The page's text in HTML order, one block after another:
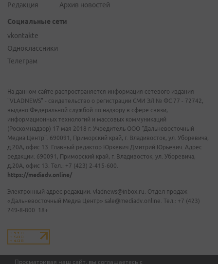
Просматривая наш сайт, вы соглашаетесь с
Редакция
Архив новостей
Социальные сети
vkontakte
Одноклассники
Телеграм
На данном сайте распространяется информация сетевого издания
"VLADNEWS" - свидетельство о регистрации СМИ ЭЛ № ФС 77 - 72742,
выдано Федеральной службой по надзору в сфере связи,
информационных технологий и массовых коммуникаций
(Роскомнадзор) 17 мая 2018 г. Учредитель ООО "Дальневосточный
Медиа Центр". 690091, Приморский край, г. Владивосток, ул. Уборевича,
д.20А, офис 13. Главный редактор Юркевич Дмитрий Юрьевич. Адрес
редакции: 690091, Приморский край, г. Владивосток, ул. Уборевича,
д.20А, офис 13. Тел.: +7 (423) 2-415-600.
https://mediadv.online/
Электронный адрес редакции: vladnews@inbox.ru. Отдел продаж
«Дальневосточный Медиа Центр» sale@mediadv.online. Тел.: +7 (423)
249-8-800. 18+